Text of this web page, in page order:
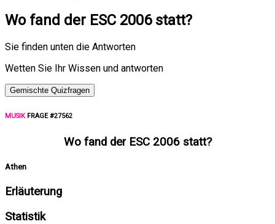
Wo fand der ESC 2006 statt?
Sie finden unten die Antworten
Wetten Sie Ihr Wissen und antworten
Gemischte Quizfragen
MUSIKFRAGE #27562
Wo fand der ESC 2006 statt?
Athen
Erläuterung
Statistik